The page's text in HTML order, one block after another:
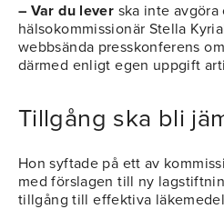
– Var du lever ska inte
hälsokommissionär Stella
webbsända presskonferens
därmed enligt egen uppgift
Tillgång ska bli
Hon syftade på ett av
med förslagen till ny
tillgång till effektiva